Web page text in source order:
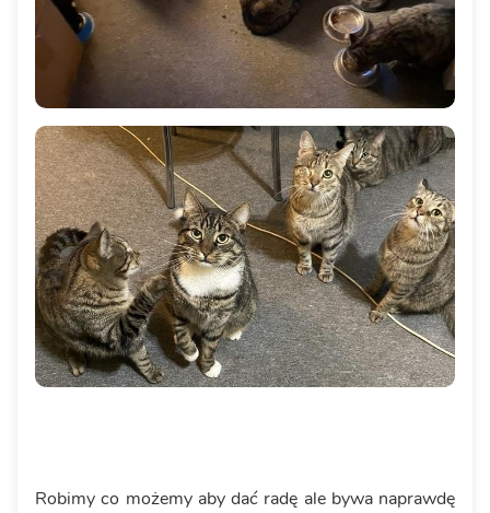
Robimy co możemy aby dać radę ale bywa naprawdę